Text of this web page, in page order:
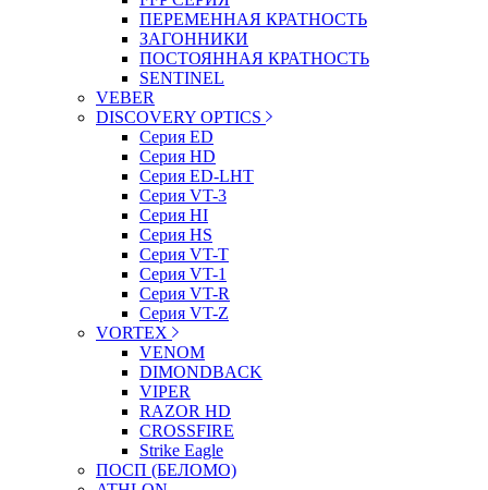
ПЕРЕМЕННАЯ КРАТНОСТЬ
ЗАГОННИКИ
ПОСТОЯННАЯ КРАТНОСТЬ
SENTINEL
VEBER
DISCOVERY OPTICS
Серия ED
Серия HD
Серия ED-LHT
Серия VT-3
Серия HI
Серия HS
Серия VT-T
Серия VT-1
Серия VT-R
Серия VT-Z
VORTEX
VENOM
DIMONDBACK
VIPER
RAZOR HD
CROSSFIRE
Strike Eagle
ПОСП (БЕЛОМО)